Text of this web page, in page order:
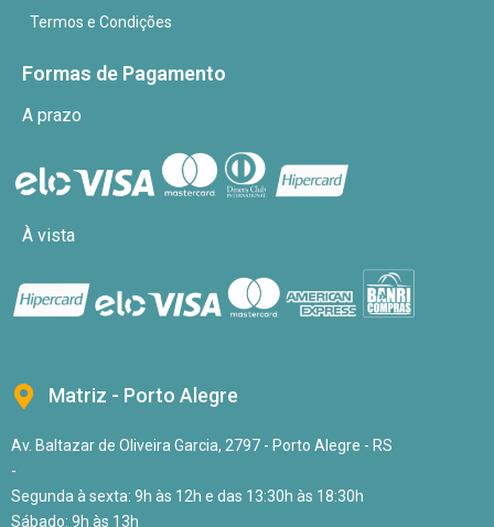
Termos e Condições
Formas de Pagamento
A prazo
À vista
Matriz - Porto Alegre
Av. Baltazar de Oliveira Garcia, 2797 - Porto Alegre - RS
-
Segunda à sexta: 9h às 12h e das 13:30h às 18:30h
Sábado: 9h às 13h